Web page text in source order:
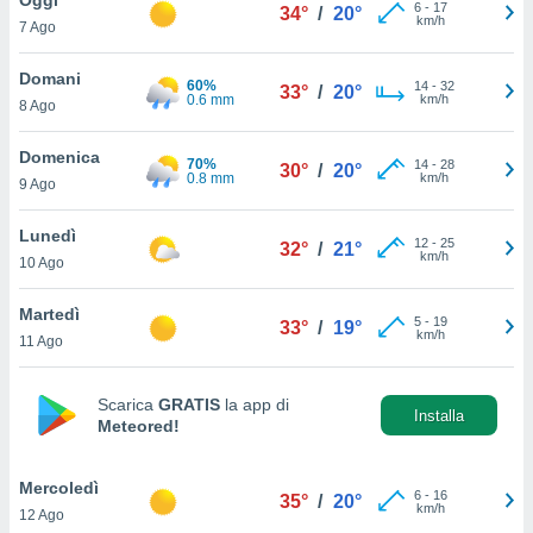
è
al sito
di
ci
di
il
un
la
nella
7 Ago
34° / 20° 6- 17
km/h
Domani
8 Ago
60%
0.6 mm
33° / 20° 14- 32
km/h
Domenica
9 Ago
70%
0.8 mm
30° / 20° 14- 28
km/h
Lunedì
10 Ago
32° / 21° 12- 25
km/h
Martedì
11 Ago
33° / 19° 5- 19
km/h
Scarica GRATIS la app di
Meteored!
Installa
Mercoledì
12 Ago
35° / 20° 6- 16
km/h